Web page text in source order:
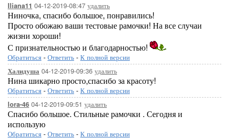
Iliana11 04-12-2019-08:47 удалить
Ниночка, спасибо большое, понравились!
Просто обожаю ваши тестовые рамочки! На все случаи
жизни хороши!
С признательностью и благодарностью!
Обратиться - Ответить - К полной версии
Халидуша 04-12-2019-09:36 удалить
Нина шикарно просто,спасибо за красоту!
Обратиться - Ответить - К полной версии
lora-46 04-12-2019-09:51 удалить
Спасибо большое. Стильные рамочки . Сегодня и
использую
Обратиться - Ответить - К полной версии